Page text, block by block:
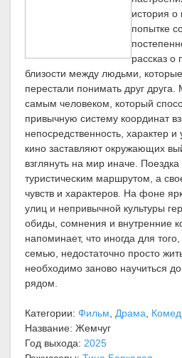
история о
попытке
рассказ о
близости между людьми,
перестали понимать друг друга.
самым человеком, который
привычную систему координат
непосредственность, характер
кино заставляют окружающих
взглянуть на мир иначе.
туристическим маршрутом, а
чувств и характеров. На фоне
улиц и непривычной культуры
обиды, сомнения и внутренние
напоминает, что иногда для
семью, недостаточно просто
необходимо заново научиться
рядом.
Категории: Фильм Драма
Название: Жемчуг
Год выхода: 2025